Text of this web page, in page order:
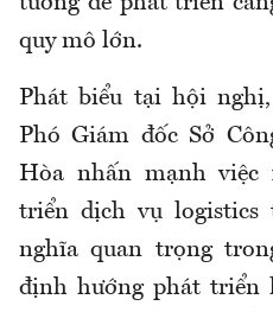
quy mô lớn.
Phát biểu tại hội
Phó Giám đốc Sở
Hòa nhấn mạnh
triển dịch vụ
nghĩa quan trọng
định hướng phát triển